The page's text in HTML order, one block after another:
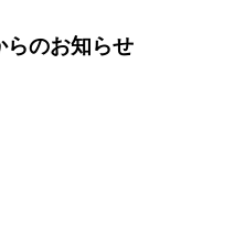
らのお知らせ